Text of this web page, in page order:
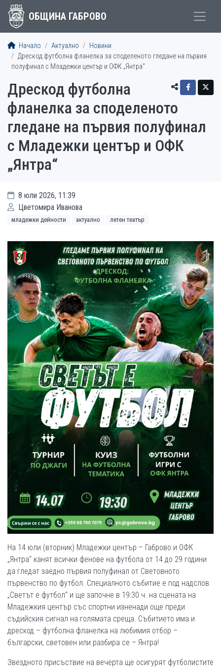
ОБЩИНА ГАБРОВО
Начало Актуално
Новини
Дрескод футболна фланелка за споделеното гледане на първия
полуфинал с Младежки център и ОФК „Янтра“
Дрескод футболна
фланелка за споделеното
гледане на първия полуфинал
с Младежки център и ОФК
„Янтра“
8 юли 2026, 11:39
Цветомира Иванова
младежки дейности актуално летен театър
На 14 юли (вторник) Младежки център – Габрово и ОФК
„Янтра“ канят всички фенове на футбола от 14 до 29 години
да гледат заедно първия полуфинал от Световното
първенство по футбол. Специалното събитие е под надслов
„Светът е футбол“ и ще започне в 19:30 ч. на сцената на
Младежкия център със спортни изненади още преди
съдийския сигнал на голямата среща. Събитието има и
дрескод – футболна фланелка на любимия отбор –
български, световен или разбира се – Янтра!
Звездното присъствие на вечерта ще осигурят футболистите